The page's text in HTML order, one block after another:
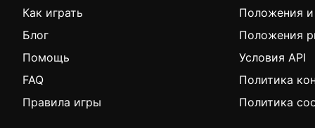
Как играть
Блог
Помощь
FAQ
Правила игры
Положения и
Положения
Условия API
Политика
Политика